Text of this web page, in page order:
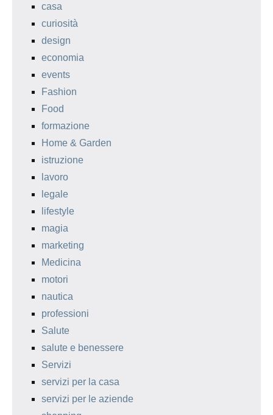
casa
curiosità
design
economia
events
Fashion
Food
formazione
Home & Garden
istruzione
lavoro
legale
lifestyle
magia
marketing
Medicina
motori
nautica
professioni
Salute
salute e benessere
Servizi
servizi per la casa
servizi per le aziende